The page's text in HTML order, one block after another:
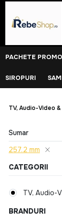
PACHETE PROMO
SIROPURI
TV, Audio-Video
Sumar
257.2 mm
CATEGORII
TV, Audio-
BRANDURI